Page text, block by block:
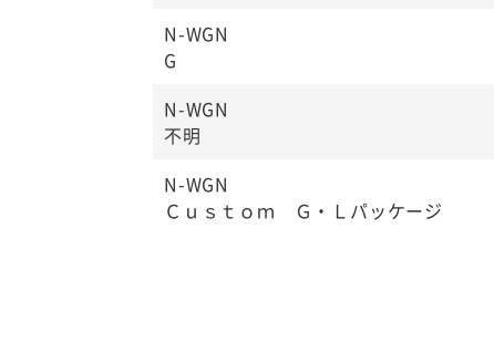
N-WGN
G
N-WGN
不明
N-WGN
Ｃｕｓｔｏｍ Ｇ・Ｌパッケージ